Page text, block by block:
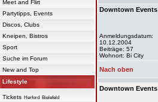
Meet and Flirt
Partytipps, Events
Discos, Clubs
Kneipen, Bistros
Sport
Suche im Forum
New and Top
Lifestyle
Tickets Herford Bielefeld
Downtown Events
Anmeldungsdatum:
10.12.2004
Beiträge: 57
Wohnort: Bi City
Nach oben
Downtown Events